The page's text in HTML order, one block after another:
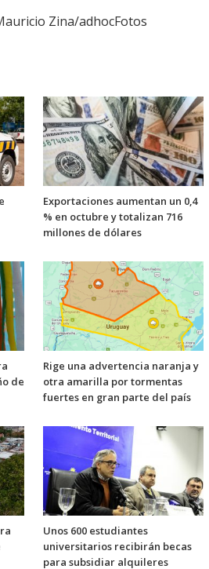
Zina/adhocFotos
Exportaciones aumentan un 0,4
% en octubre y totalizan 716
millones de dólares
de
Rige una advertencia naranja y
otra amarilla por tormentas
fuertes en gran parte del país
Unos 600 estudiantes
universitarios recibirán becas
para subsidiar alquileres